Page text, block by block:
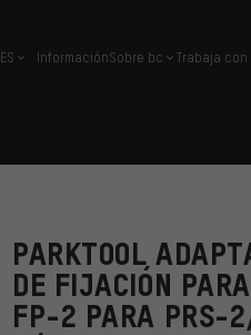
español
ES InformaciónSobre bc Trabaja
PARKTOOL
DE FIJACIÓN
FP-2 PARA PRS-